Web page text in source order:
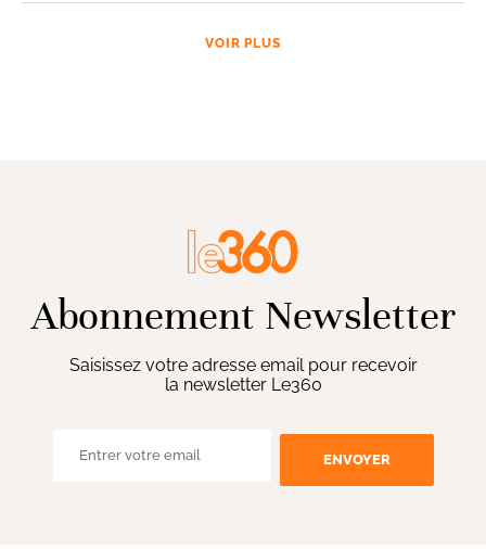
VOIR PLUS
Abonnement Newsletter
Saisissez votre adresse email pour recevoir
la newsletter Le360
ENVOYER